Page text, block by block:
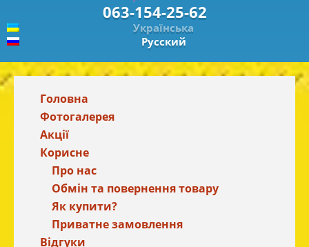
063-154-25-62
Українська
Русский
Головна
Фотогалерея
Акції
Корисне
Про нас
Обмін та повернення товару
Як купити?
Приватне замовлення
Відгуки